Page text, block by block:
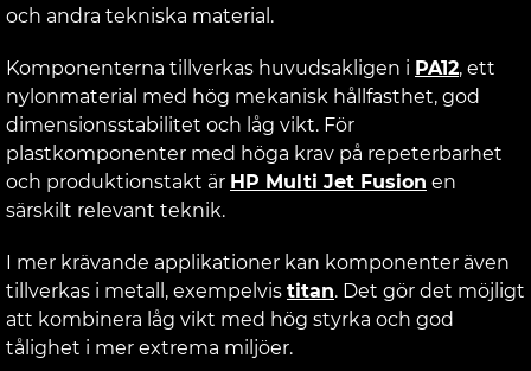
och andra tekniska material.
Komponenterna tillverkas huvudsakligen i PA12, ett
nylonmaterial med hög mekanisk hållfasthet, god
dimensionsstabilitet och låg vikt. För
plastkomponenter med höga krav på repeterbarhet
och produktionstakt är HP Multi Jet Fusion en
särskilt relevant teknik.
I mer krävande applikationer kan komponenter även
tillverkas i metall, exempelvis titan. Det gör det möjligt
att kombinera låg vikt med hög styrka och god
tålighet i mer extrema miljöer.